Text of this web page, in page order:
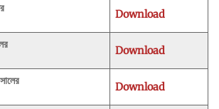
Download
Download
Download